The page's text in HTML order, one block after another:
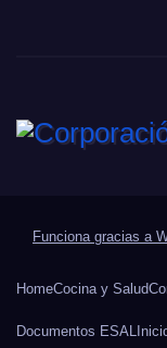
Funciona gracias a
HomeCocina y Salud
Documentos ESAL